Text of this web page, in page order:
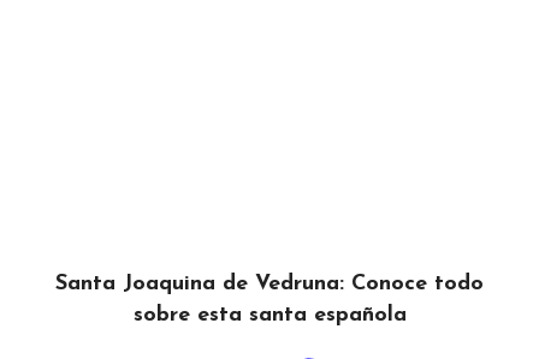
Santa Joaquina de Vedruna: Conoce todo
sobre esta santa española